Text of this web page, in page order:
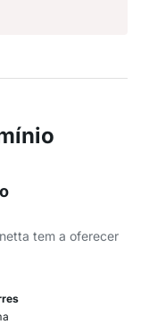
tem a oferecer